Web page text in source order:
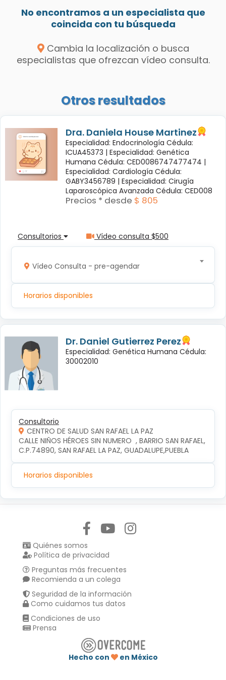
No encontramos a un especialista que
coincida con tu búsqueda
Cambia la localización o busca
especialistas que ofrezcan vídeo consulta.
Otros resultados
Dra. Daniela House Martinez
Especialidad: Endocrinología Cédula:
ICUA45373 | Especialidad: Genética
Humana Cédula: CED0086747477474 |
Especialidad: Cardiología Cédula:
GABY3456789 | Especialidad: Cirugía
Laparoscópica Avanzada Cédula: CED008
Precios * desde $ 805
Consultorios Vídeo consulta $500
Vídeo Consulta - pre-agendar
Horarios disponibles
Dr. Daniel Gutierrez Perez
Especialidad: Genética Humana Cédula:
30002010
Consultorio
CENTRO DE SALUD SAN RAFAEL LA PAZ
CALLE NIÑOS HÉROES SIN NUMERO  , BARRIO SAN RAFAEL,
C.P.74890, SAN RAFAEL LA PAZ, GUADALUPE,PUEBLA
Horarios disponibles
Quiénes somos
Política de privacidad
Preguntas más frecuentes
Recomienda a un colega
Seguridad de la información
Como cuidamos tus datos
Condiciones de uso
Prensa
Hecho con
en México